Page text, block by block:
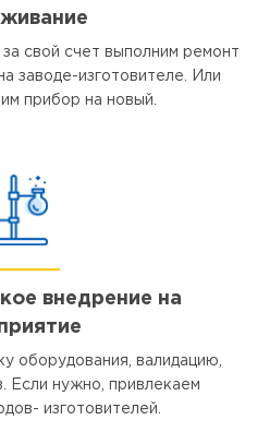
свой счет выполним ремонт
заводе-изготовителе. Или
прибор на новый.
внедрение на
оборудования, валидацию,
Если нужно, привлекаем
изготовителей.